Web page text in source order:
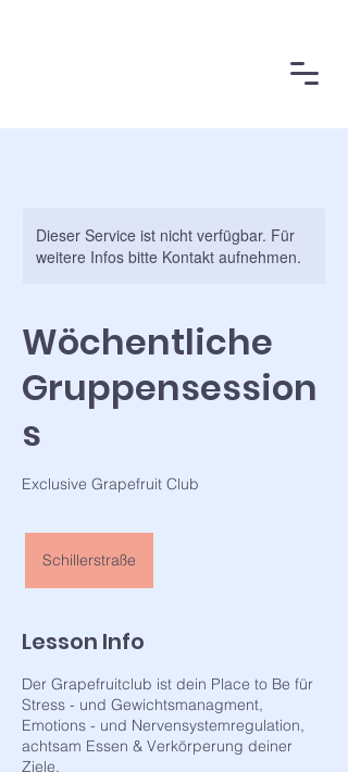
Dieser Service ist nicht verfügbar. Für
weitere Infos bitte Kontakt aufnehmen.
Wöchentliche
Gruppensession
s
Exclusive Grapefruit Club
Schillerstraße
Lesson Info
Der Grapefruitclub ist dein Place to Be für
Stress - und Gewichtsmanagment,
Emotions - und Nervensystemregulation,
achtsam Essen & Verkörperung deiner
Ziele.